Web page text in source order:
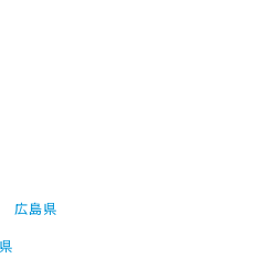
広島県